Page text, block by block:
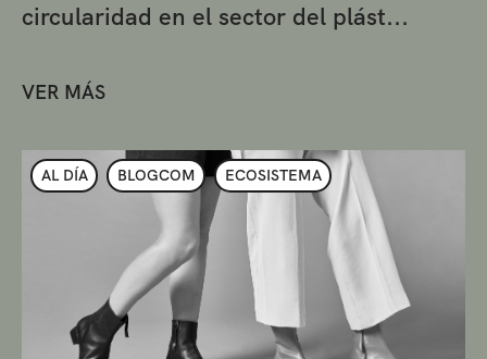
circularidad en el sector del plást...
VER MÁS
AL DÍA BLOGCOM ECOSISTEMA